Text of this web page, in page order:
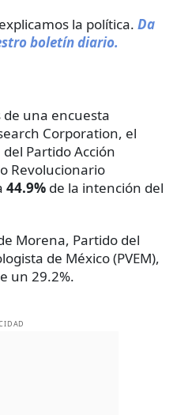
la política. Da
boletín diario.
una encuesta
Corporation, el
Partido Acción
Revolucionario
44.9% de la intención del
Morena, Partido del
de México (PVEM),
un 29.2%.